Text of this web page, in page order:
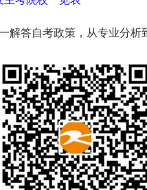
解答自考政策，从专业分